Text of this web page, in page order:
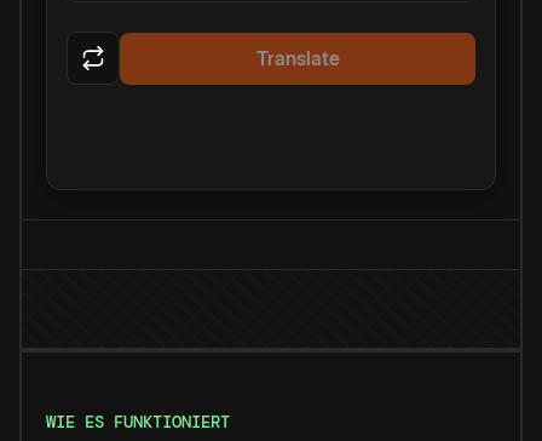
Translate
WIE ES FUNKTIONIERT